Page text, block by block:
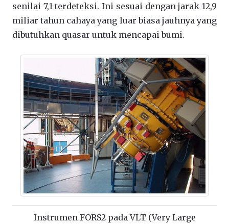
senilai 7,1 terdeteksi. Ini sesuai dengan jarak 12,9
miliar tahun cahaya yang luar biasa jauhnya yang
dibutuhkan quasar untuk mencapai bumi.
Instrumen FORS2 pada VLT (Very Large